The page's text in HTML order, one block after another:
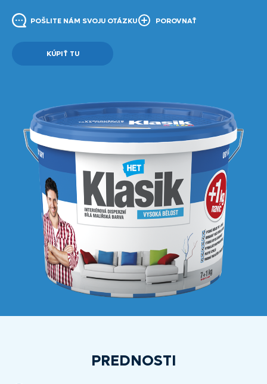
POŠLITE NÁM SVOJU OTÁZKU POROVNAŤ
KÚPIŤ TU
PREDNOSTI